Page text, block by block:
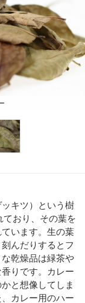
キツ）という樹
ており、その葉を
います。生の葉
んだりするとフ
乾燥品は緑茶や
りです。カレー
と想像してしま
カレー用のハー